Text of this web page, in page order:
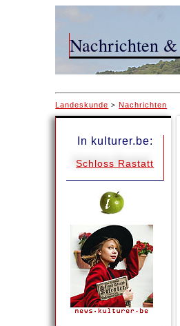
Nachrichten
Landeskunde > Nachrichten
In kulturer.be:
Schloss Rastatt